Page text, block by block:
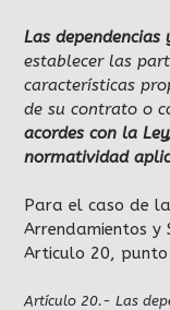
Las dependencias
establecer las
características
de su contrato o
acordes con la
normatividad
Para el caso de
Arrendamientos y
Articulo 20, punto
Artículo 20.- Las